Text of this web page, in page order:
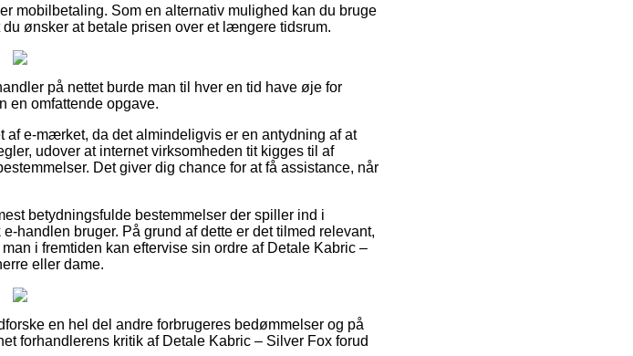
mobilbetaling. Som en alternativ mulighed kan du bruge
ønsker at betale prisen over et længere tidsrum.
på nettet burde man til hver en tid have øje for
en omfattende opgave.
af e-mærket, da det almindeligvis er en antydning af at
udover at internet virksomheden tit kigges til af
Det giver dig chance for at få assistance, når
betydningsfulde bestemmelser der spiller ind i
handlen bruger. På grund af dette er det tilmed relevant,
i fremtiden kan eftervise sin ordre af Detale Kabric –
eller dame.
en hel del andre forbrugeres bedømmelser og på
forhandlerens kritik af Detale Kabric – Silver Fox forud